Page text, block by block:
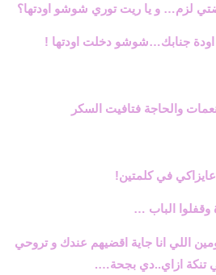
لزم… و يا ريت توري شوشو اودتها؟
جنابك…شوشو دخلت اودتها !
فتافيت السكر
في كلمتين!
وقفلوا الباب …
اللي انا جاية اقضيهم عندك و تروحي
تنكة ازاي..دي بجحة….